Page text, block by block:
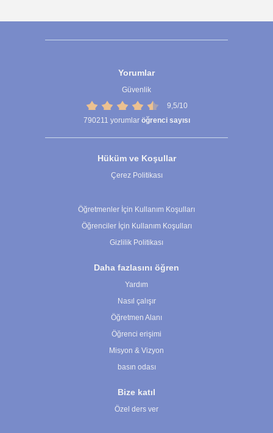
Yorumlar
Güvenlik
9,5/10
790211 yorumlar öğrenci sayısı
Hüküm ve Koşullar
Çerez Politikası
Öğretmenler İçin Kullanım Koşulları
Öğrenciler İçin Kullanım Koşulları
Gizlilik Politikası
Daha fazlasını öğren
Yardım
Nasıl çalışır
Öğretmen Alanı
Öğrenci erişimi
Misyon & Vizyon
basın odası
Bize katıl
Özel ders ver